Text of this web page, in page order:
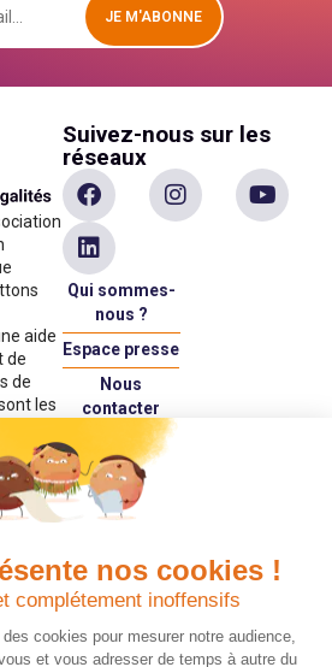
nos cookies !
complétement inoffensifs
cookies pour mesurer notre audience,
et vous adresser de temps à autre du
JE M'ABONNE
aide
de
de
les
de
Suivez-nous sur les
réseaux
Qui sommes-
nous ?
Espace presse
Nous
contacter
Espace
donateur
? Donner en confiance
Vos dons sont
déductibles à 75 % de
vos impôts. Depuis